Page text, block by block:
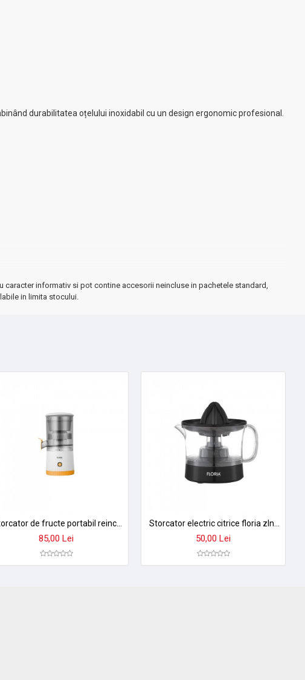
durabilitatea oțelului inoxidabil cu un design ergonomic profesional.
de curățat și extrem de eficient.
informativ si pot contine accesorii neincluse in pachetele standard,
in limita stocului.
Storcator de fructe portabil reincarcabil floria zln4079 - usb, wireless, pentru smoothie si sucuri fresh
85,00 Lei
Storcator electric citrice floria zln2129 - 0,5l, rotire bidirectionala, 25w, anti-picurare
50,00 Lei